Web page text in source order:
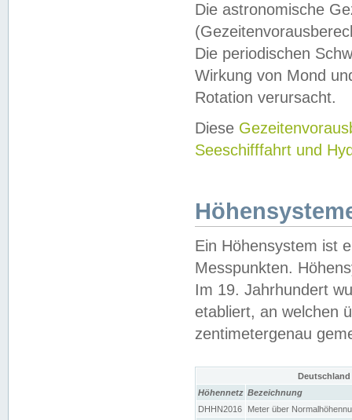
Die astronomische
Die periodischen
Wirkung von Mond
Rotation verursacht.
Diese
Seeschifffahrt und
Ein Höhensystem ist
Messpunkten.
Im 19. Jahrhundert
etabliert, an welchen
zentimetergenau
Höhennetz Bezeichnung
DHHN2016
Meter über